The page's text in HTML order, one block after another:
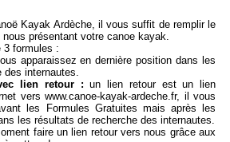
Kayak Ardèche, il vous suffit de remplir le
présentant votre canoe kayak.
3 formules :
apparaissez en dernière position dans les
internautes.
lien retour : un lien retour est un lien
vers www.canoe-kayak-ardeche.fr, il vous
les Formules Gratuites mais après les
les résultats de recherche des internautes.
faire un lien retour vers nous grâce aux